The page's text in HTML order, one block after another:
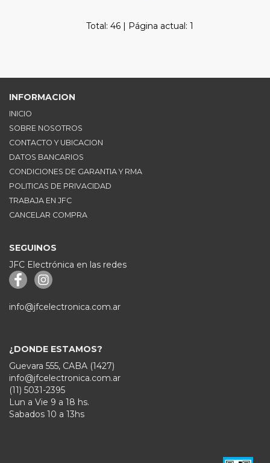
Total: 46 | Página actual: 1
INFORMACION
INICIO
SOBRE NOSOTROS
CONTACTO Y UBICACION
DATOS BANCARIOS
CONDICIONES DE GARANTIA Y RMA
POLITICAS DE PRIVACIDAD
TRABAJA EN JFC
CANCELAR COMPRA
SEGUINOS
JFC Electrónica en las redes
info@jfcelectronica.com.ar
¿DONDE ESTAMOS?
Guevara 555, CABA (1427)
info@jfcelectronica.com.ar
(11) 5031-2395
Lun a Vie 9 a 18 hs.
Sabados 10 a 13hs